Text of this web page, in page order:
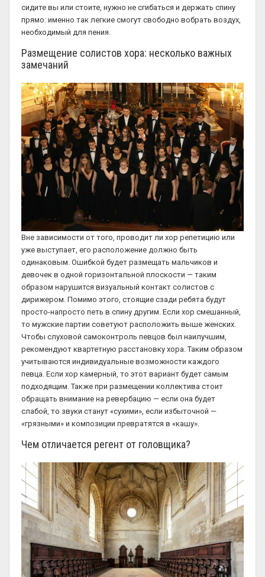
сидите вы или стоите, нужно не сгибаться и держать спину
прямо: именно так легкие смогут свободно вобрать воздух,
необходимый для пения.
Размещение солистов хора: несколько важных
замечаний
Вне зависимости от того, проводит ли хор репетицию или
уже выступает, его расположение должно быть
одинаковым. Ошибкой будет размещать мальчиков и
девочек в одной горизонтальной плоскости — таким
образом нарушится визуальный контакт солистов с
дирижером. Помимо этого, стоящие сзади ребята будут
просто-напросто петь в спину другим. Если хор смешанный,
то мужские партии советуют расположить выше женских.
Чтобы слуховой самоконтроль певцов был наилучшим,
рекомендуют квартетную расстановку хора. Таким образом
учитываются индивидуальные возможности каждого
певца. Если хор камерный, то этот вариант будет самым
подходящим. Также при размещении коллектива стоит
обращать внимание на ревербацию — если она будет
слабой, то звуки станут «сухими», если избыточной —
«грязными» и композиции превратятся в «кашу».
Чем отличается регент от головщика?